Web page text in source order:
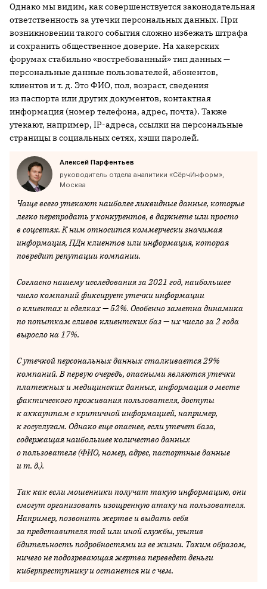
Однако мы видим, как совершенствуется законодательная
ответственность за утечки персональных данных. При
возникновении такого события сложно избежать штрафа
и сохранить общественное доверие. На хакерских
форумах стабильно «востребованный» тип данных —
персональные данные пользователей, абонентов,
клиентов и т. д. Это ФИО, пол, возраст, сведения
из паспорта или других документов, контактная
информация (номер телефона, адрес, почта). Также
утекают, например, IP-адреса, ссылки на персональные
страницы в социальных сетях, хэши паролей.
Алексей Парфентьев
руководитель отдела аналитики «СёрчИнформ»,
Москва
Чаще всего утекают наиболее ликвидные данные, которые
легко перепродать у конкурентов, в даркнете или просто
в соцсетях. К ним относится коммерчески значимая
информация, ПДн клиентов или информация, которая
повредит репутации компании.
Согласно нашему исследования за 2021 год, наибольшее
число компаний фиксирует утечки информации
о клиентах и сделках — 52%. Особенно заметна динамика
по попыткам сливов клиентских баз — их число за 2 года
выросло на 17%.
С утечкой персональных данных сталкивается 29%
компаний. В первую очередь, опасными являются утечки
платежных и медицинских данных, информация о месте
фактического проживания пользователя, доступы
к аккаунтам с критичной информацией, например,
к госуслугам. Однако еще опаснее, если утечет база,
содержащая наибольшее количество данных
о пользователе (ФИО, номер, адрес, паспортные данные
и т. д.).
Так как если мошенники получат такую информацию, они
смогут организовать изощренную атаку на пользователя.
Например, позвонить жертве и выдать себя
за представителя той или иной службы, усыпив
бдительность подробностями из ее жизни. Таким образом,
ничего не подозревающая жертва переведет деньги
киберпреступнику и останется ни с чем.